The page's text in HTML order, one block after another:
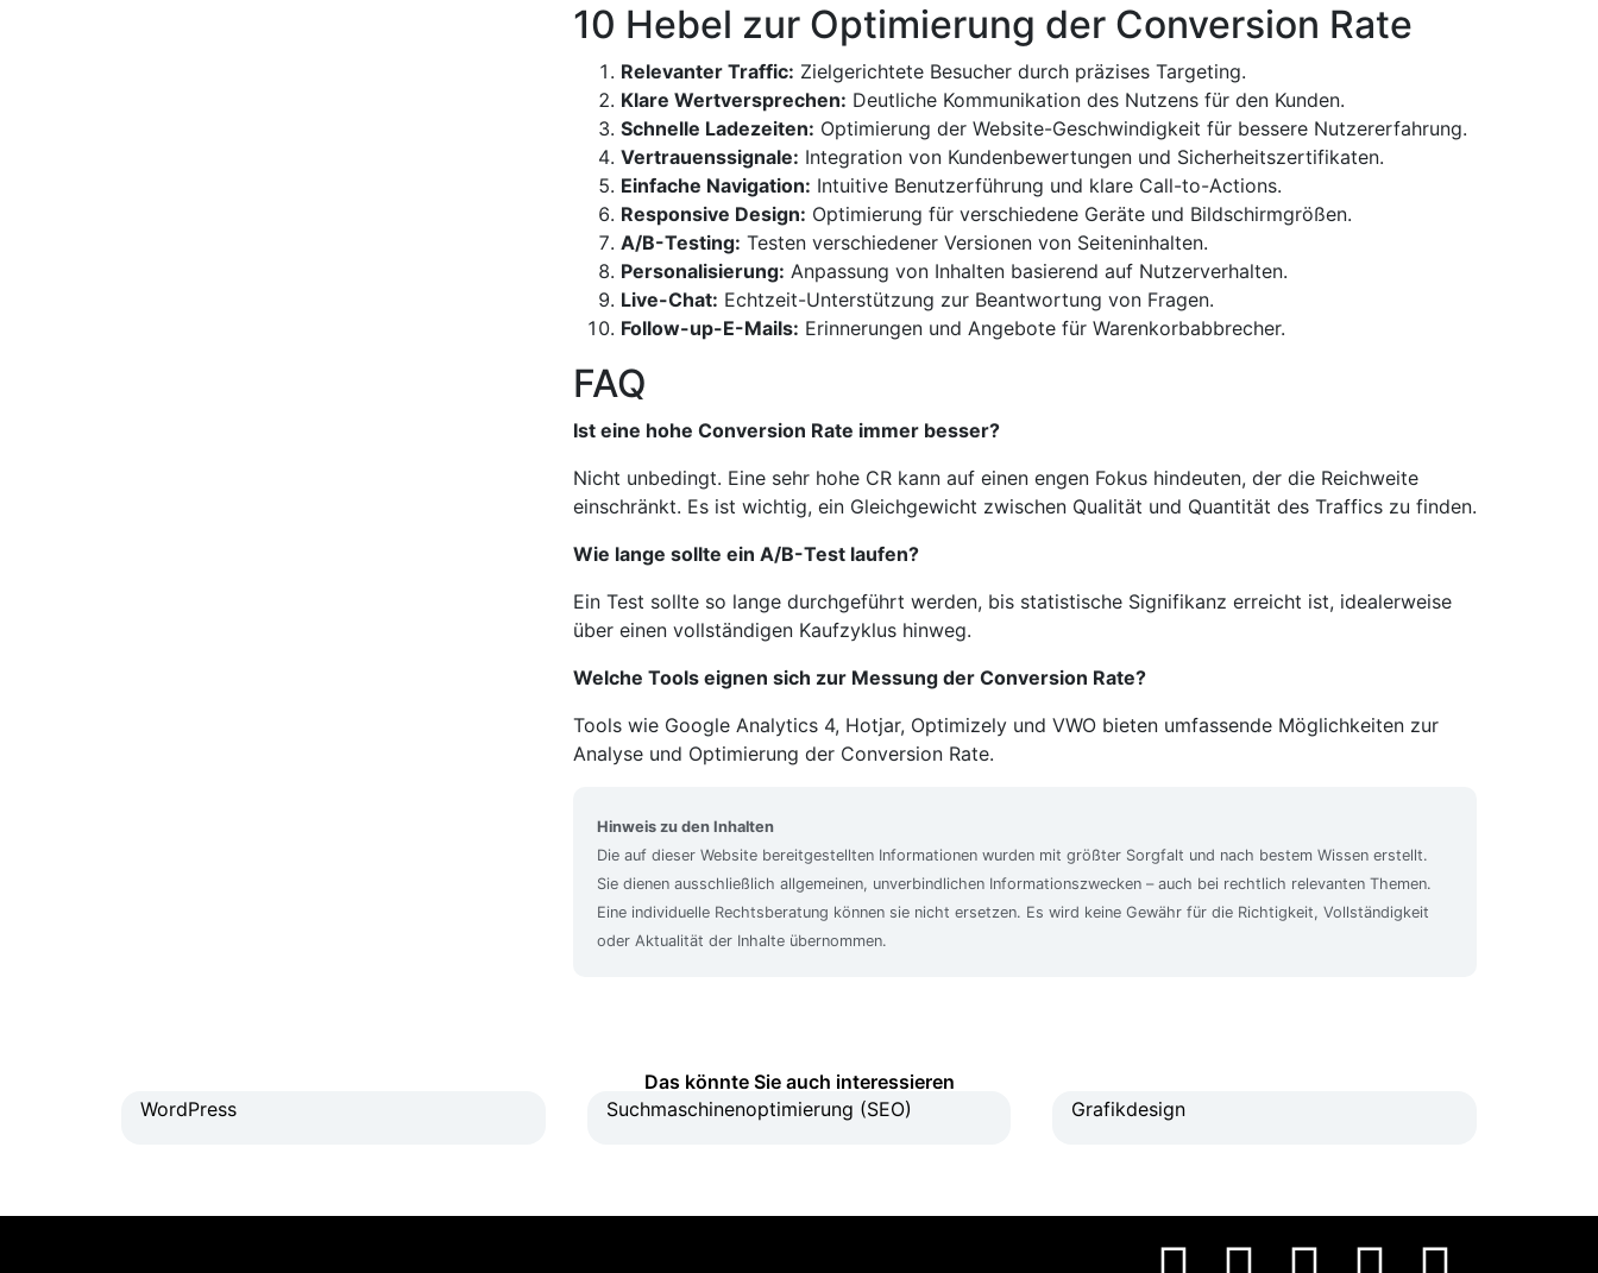
10 Hebel zur Optimierung der Conversion Rate
Relevanter Traffic: Zielgerichtete Besucher durch präzises Targeting.
Klare Wertversprechen: Deutliche Kommunikation des Nutzens für den Kunden.
Schnelle Ladezeiten: Optimierung der Website-Geschwindigkeit für bessere Nutzererfahrung.
Vertrauenssignale: Integration von Kundenbewertungen und Sicherheitszertifikaten.
Einfache Navigation: Intuitive Benutzerführung und klare Call-to-Actions.
Responsive Design: Optimierung für verschiedene Geräte und Bildschirmgrößen.
A/B-Testing: Testen verschiedener Versionen von Seiteninhalten.
Personalisierung: Anpassung von Inhalten basierend auf Nutzerverhalten.
Live-Chat: Echtzeit-Unterstützung zur Beantwortung von Fragen.
Follow-up-E-Mails: Erinnerungen und Angebote für Warenkorbabbrecher.​
FAQ
Ist eine hohe Conversion Rate immer besser?
Nicht unbedingt. Eine sehr hohe CR kann auf einen engen Fokus hindeuten, der die Reichweite
einschränkt. Es ist wichtig, ein Gleichgewicht zwischen Qualität und Quantität des Traffics zu finden.​
Wie lange sollte ein A/B-Test laufen?
Ein Test sollte so lange durchgeführt werden, bis statistische Signifikanz erreicht ist, idealerweise
über einen vollständigen Kaufzyklus hinweg.​
Welche Tools eignen sich zur Messung der Conversion Rate?
Tools wie Google Analytics 4, Hotjar, Optimizely und VWO bieten umfassende Möglichkeiten zur
Analyse und Optimierung der Conversion Rate.
Hinweis zu den Inhalten
Die auf dieser Website bereitgestellten Informationen wurden mit größter Sorgfalt und nach bestem Wissen erstellt.
Sie dienen ausschließlich allgemeinen, unverbindlichen Informationszwecken – auch bei rechtlich relevanten Themen.
Eine individuelle Rechtsberatung können sie nicht ersetzen. Es wird keine Gewähr für die Richtigkeit, Vollständigkeit
oder Aktualität der Inhalte übernommen.
Das könnte Sie auch interessieren
WordPress
Suchmaschinenoptimierung (SEO) Grafikdesign